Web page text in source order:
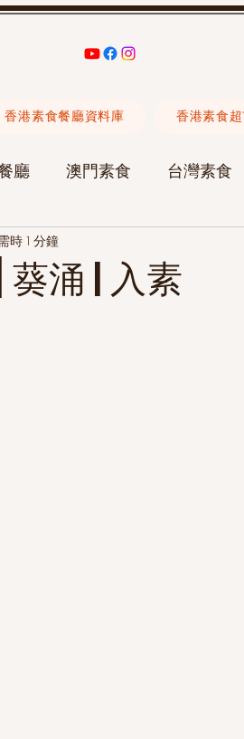
廳 澳門素食 台灣素食
素食聚會
涌 | 入素
時 1 分鐘
香港素食餐廳資料庫 香港素食